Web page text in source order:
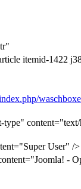
itemid-1422
type"
User" />
-